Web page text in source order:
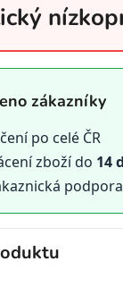
zákazníky
po celé ČR
zboží do 14